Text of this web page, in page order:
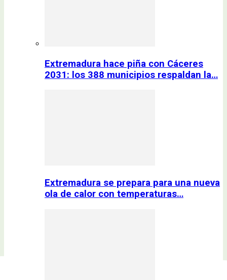
Extremadura hace piña con Cáceres
2031: los 388 municipios respaldan la…
Extremadura se prepara para una nueva
ola de calor con temperaturas…